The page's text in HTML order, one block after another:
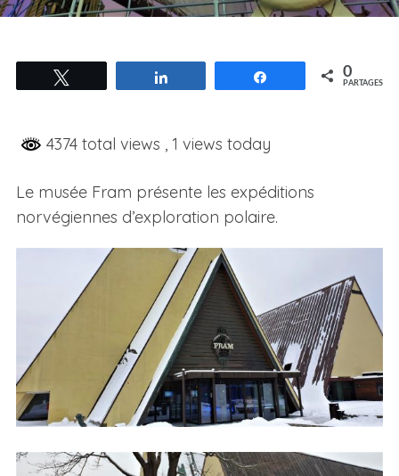
Partagez 0
PARTAGES
4374 total views , 1 views today
Le musée Fram présente les expéditions
norvégiennes d’exploration polaire.